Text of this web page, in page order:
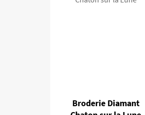
Broderie Diamant